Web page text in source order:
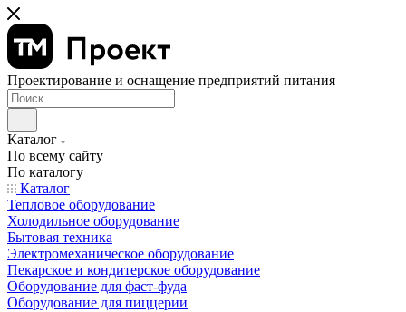
Проектирование и оснащение предприятий питания
Каталог
По всему сайту
По каталогу
Каталог
Тепловое оборудование
Холодильное оборудование
Бытовая техника
Электромеханическое оборудование
Пекарское и кондитерское оборудование
Оборудование для фаст-фуда
Оборудование для пиццерии